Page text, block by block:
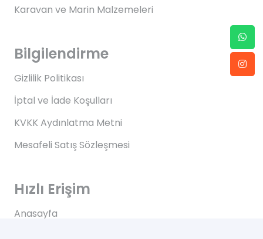
Karavan ve Marin Malzemeleri
Bilgilendirme
Gizlilik Politikası
İptal ve İade Koşulları
KVKK Aydınlatma Metni
Mesafeli Satış Sözleşmesi
Hızlı Erişim
Anasayfa